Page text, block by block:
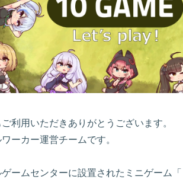
利用いただきありがとうございます。
ーカー運営チームです。
ゲームセンターに設置されたミニゲーム